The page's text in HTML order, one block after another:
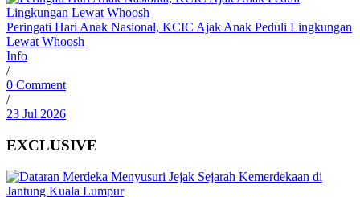
Peringati Hari Anak Nasional, KCIC Ajak Anak Peduli Lingkungan
Lewat Whoosh
Info
/
0 Comment
/
23 Jul 2026
EXCLUSIVE